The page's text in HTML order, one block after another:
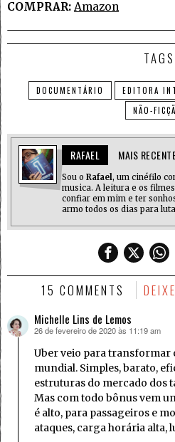
COMPRAR: Amazon
TAGS
DOCUMENTÁRIO EDITORA
NÃO-
RAFAEL MAIS
Sou o Rafael , um cinéfilo
musica. A leitura e os
confiar em mim e ter
armo todos os dias para
15 COMMENTS
Michelle Lins de Lemos
disse:
26 de fevereiro de 2020 às 11:19 am
Uber veio para transformar
mundial. Simples, barato,
estruturas do mercado dos
Mas com todo bônus vem
é alto, para passageiros e
ataques, carga horária alta,